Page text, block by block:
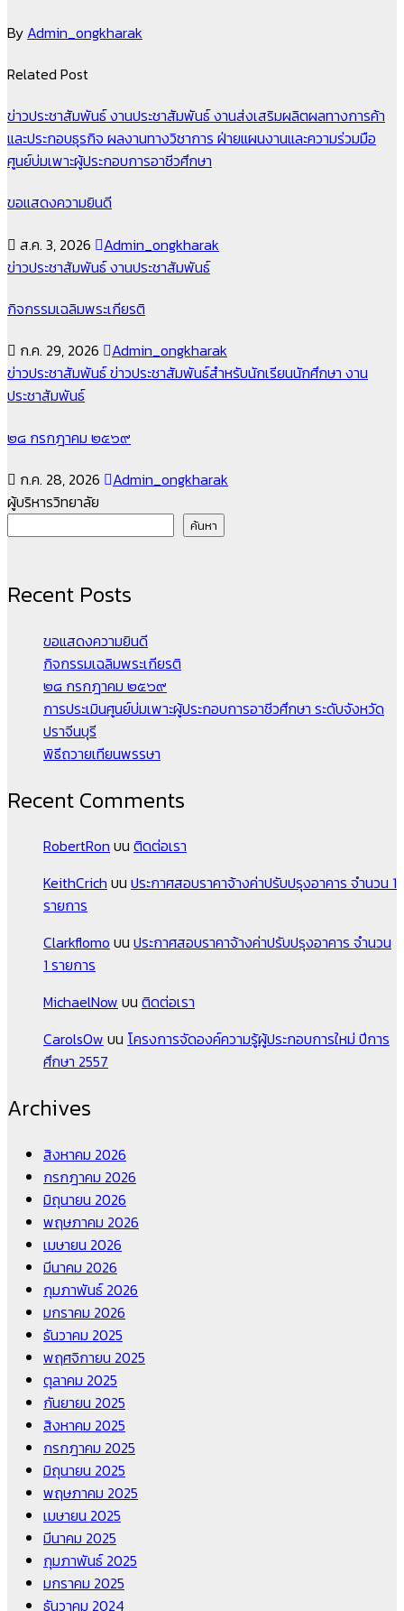
By Admin_ongkharak
Related Post
ข่าวประชาสัมพันธ์งานประชาสัมพันธ์งานส่งเสริมผลิตผลทางการค้า
และประกอบธุรกิจ ผลงานทางวิชาการ ฝ่ายแผนงานและความร่วมมือ
ศูนย์บ่มเพาะผู้ประกอบการอาชีวศึกษา
ขอแสดงความยินดี
ส.ค. 3, 2026
Admin_ongkharak
ข่าวประชาสัมพันธ์งานประชาสัมพันธ์
กิจกรรมเฉลิมพระเกียรติ
ก.ค. 29, 2026
Admin_ongkharak
ข่าวประชาสัมพันธ์ข่าวประชาสัมพันธ์สำหรับนักเรียนนักศึกษา งาน
ประชาสัมพันธ์
๒๘ กรกฎาคม ๒๕๖๙
ก.ค. 28, 2026
Admin_ongkharak
ผู้บริหารวิทยาลัย
ค้นหา
Recent Posts
ขอแสดงความยินดี
กิจกรรมเฉลิมพระเกียรติ
๒๘ กรกฎาคม ๒๕๖๙
การประเมินศูนย์บ่มเพาะผู้ประกอบการอาชีวศึกษา ระดับจังหวัด
ปราจีนบุรี
พิธีถวายเทียนพรรษา
Recent Comments
RobertRon บน ติดต่อเรา
KeithCrich บน ประกาศสอบราคาจ้างค่าปรับปรุงอาคาร จำนวน 1
รายการ
Clarkflomo บน ประกาศสอบราคาจ้างค่าปรับปรุงอาคาร จำนวน
1 รายการ
MichaelNow บน ติดต่อเรา
CarolsOw บน โครงการจัดองค์ความรู้ผู้ประกอบการใหม่ ปีการ
ศึกษา 2557
Archives
สิงหาคม 2026
กรกฎาคม 2026
มิถุนายน 2026
พฤษภาคม 2026
เมษายน 2026
มีนาคม 2026
กุมภาพันธ์ 2026
มกราคม 2026
ธันวาคม 2025
พฤศจิกายน 2025
ตุลาคม 2025
กันยายน 2025
สิงหาคม 2025
กรกฎาคม 2025
มิถุนายน 2025
พฤษภาคม 2025
เมษายน 2025
มีนาคม 2025
กุมภาพันธ์ 2025
มกราคม 2025
ธันวาคม 2024